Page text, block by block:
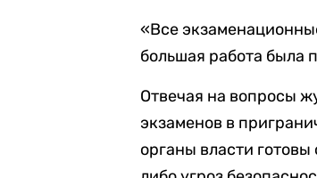
«Все
большая работа была
Отвечая на вопросы
экзаменов в
органы власти